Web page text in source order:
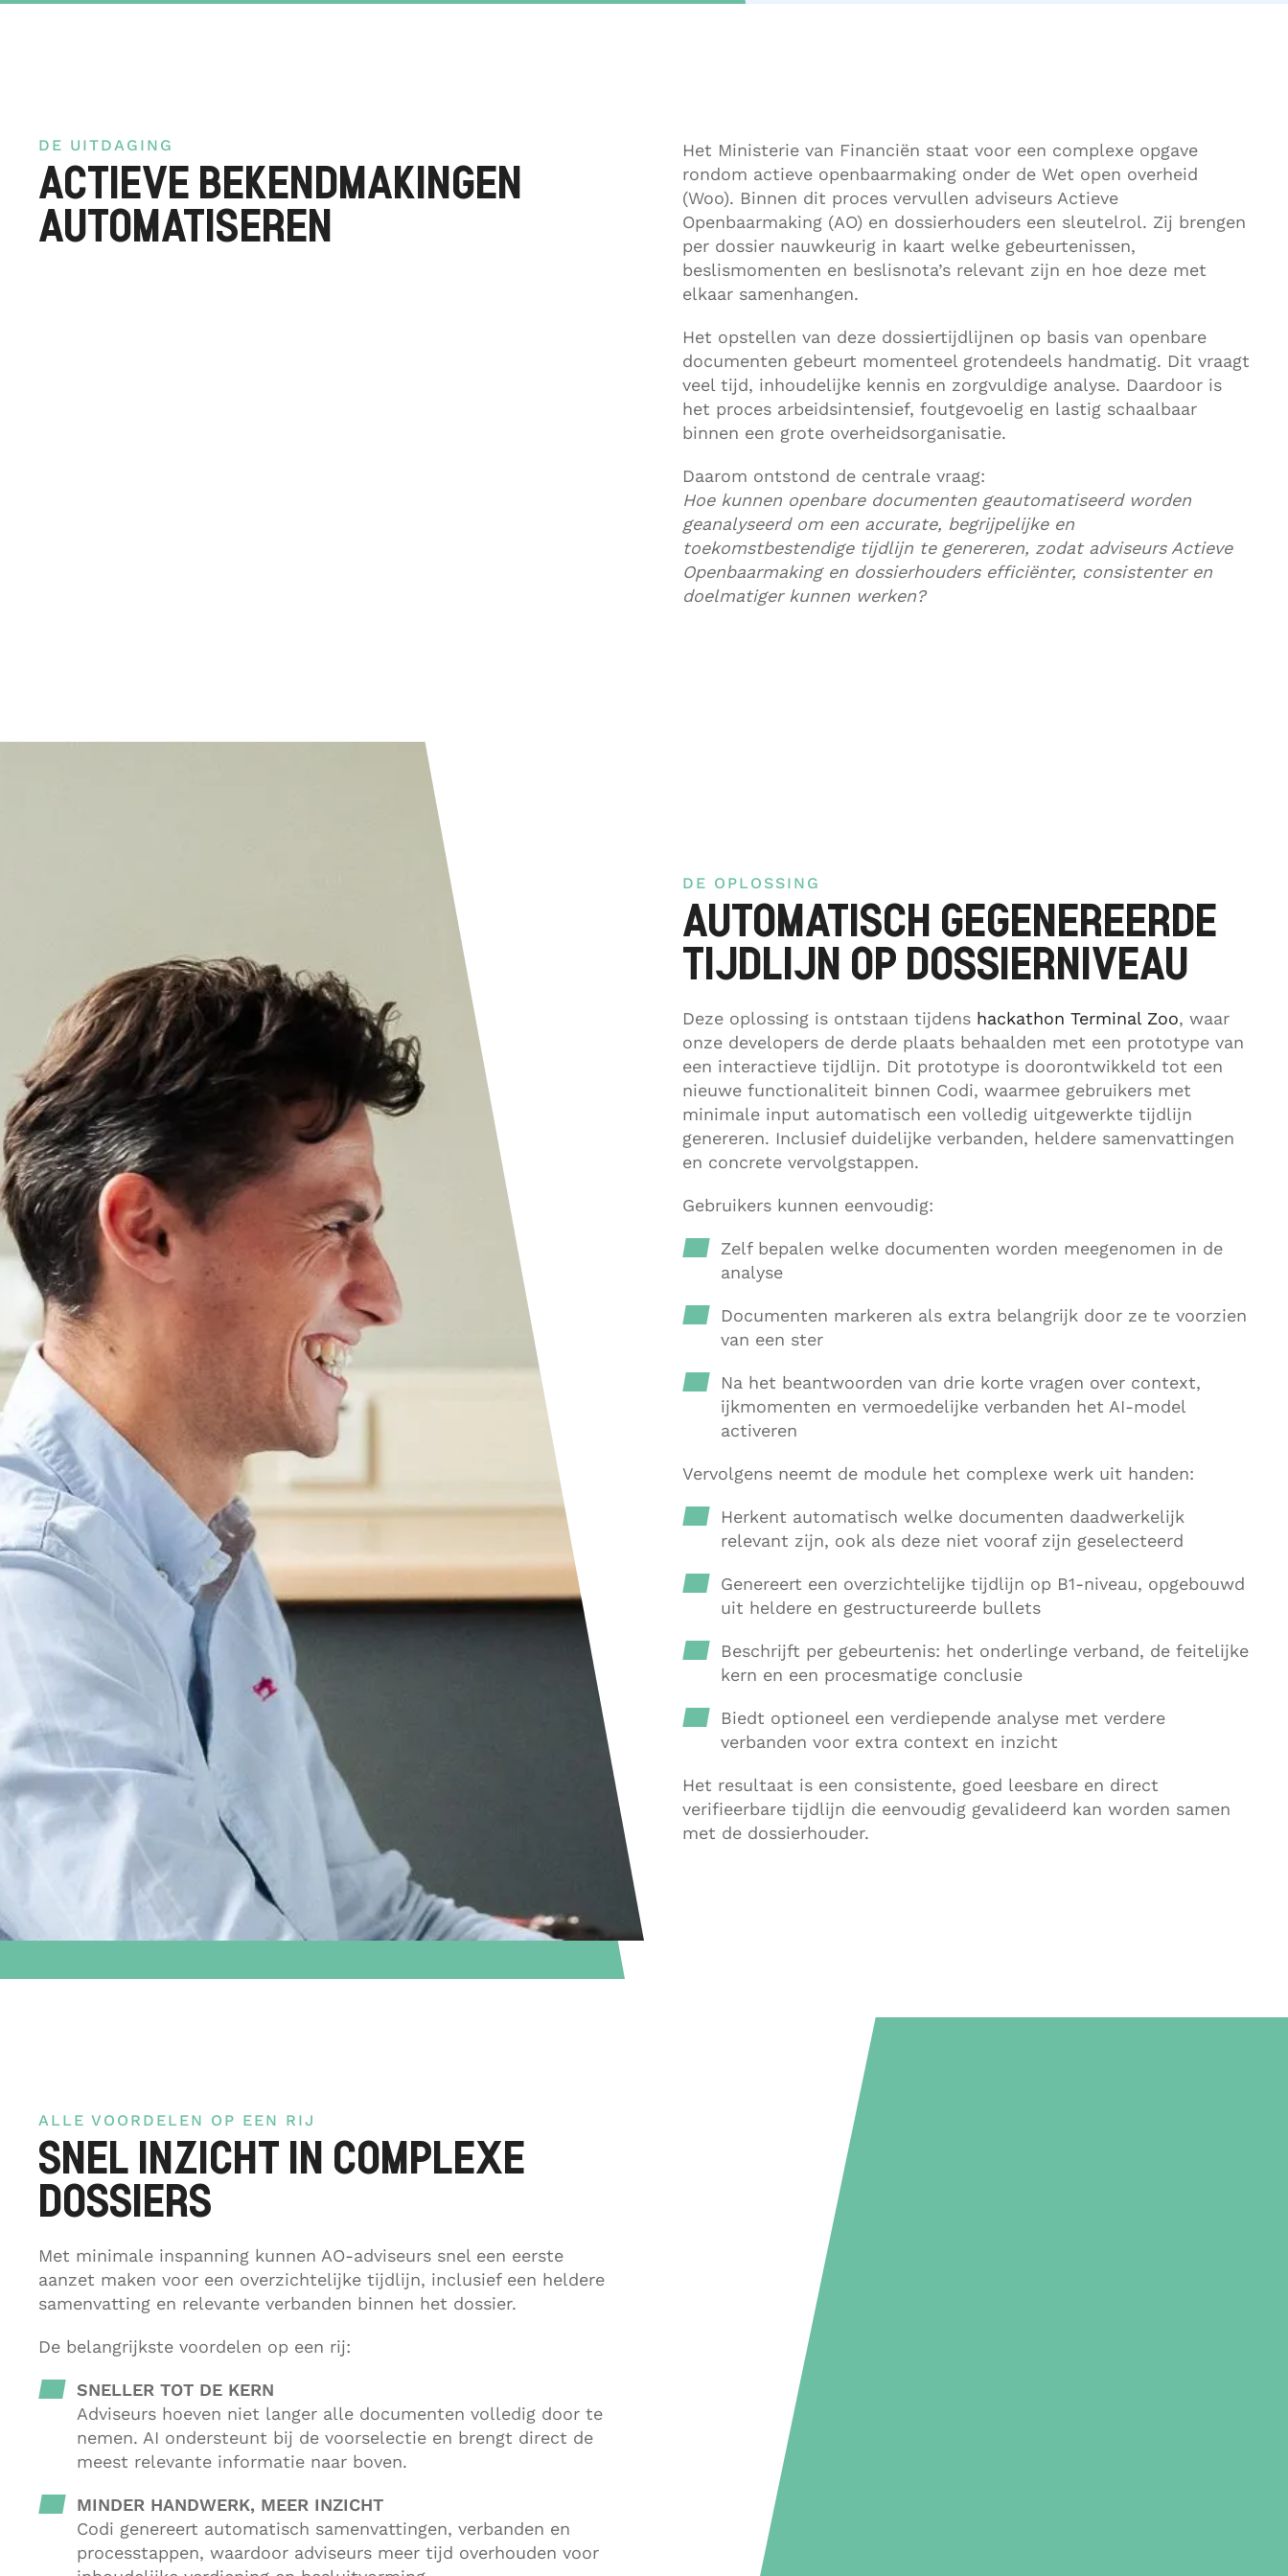
DE UITDAGING
ACTIEVE BEKENDMAKINGEN
AUTOMATISEREN
Het Ministerie van Financiën staat voor een complexe opgave
rondom actieve openbaarmaking onder de Wet open overheid
(Woo). Binnen dit proces vervullen adviseurs Actieve
Openbaarmaking (AO) en dossierhouders een sleutelrol. Zij brengen
per dossier nauwkeurig in kaart welke gebeurtenissen,
beslismomenten en beslisnota’s relevant zijn en hoe deze met
elkaar samenhangen.
Het opstellen van deze dossiertijdlijnen op basis van openbare
documenten gebeurt momenteel grotendeels handmatig. Dit vraagt
veel tijd, inhoudelijke kennis en zorgvuldige analyse. Daardoor is
het proces arbeidsintensief, foutgevoelig en lastig schaalbaar
binnen een grote overheidsorganisatie.
Daarom ontstond de centrale vraag:
Hoe kunnen openbare documenten geautomatiseerd worden
geanalyseerd om een accurate, begrijpelijke en
toekomstbestendige tijdlijn te genereren, zodat adviseurs Actieve
Openbaarmaking en dossierhouders efficiënter, consistenter en
doelmatiger kunnen werken?
DE OPLOSSING
AUTOMATISCH GEGENEREERDE
TIJDLIJN OP DOSSIERNIVEAU
Deze oplossing is ontstaan tijdens hackathon Terminal Zoo, waar
onze developers de derde plaats behaalden met een prototype van
een interactieve tijdlijn. Dit prototype is doorontwikkeld tot een
nieuwe functionaliteit binnen Codi, waarmee gebruikers met
minimale input automatisch een volledig uitgewerkte tijdlijn
genereren. Inclusief duidelijke verbanden, heldere samenvattingen
en concrete vervolgstappen.
Gebruikers kunnen eenvoudig:
Zelf bepalen welke documenten worden meegenomen in de
analyse
Documenten markeren als extra belangrijk door ze te voorzien
van een ster
Na het beantwoorden van drie korte vragen over context,
ijkmomenten en vermoedelijke verbanden het AI-model
activeren
Vervolgens neemt de module het complexe werk uit handen:
Herkent automatisch welke documenten daadwerkelijk
relevant zijn, ook als deze niet vooraf zijn geselecteerd
Genereert een overzichtelijke tijdlijn op B1-niveau, opgebouwd
uit heldere en gestructureerde bullets
Beschrijft per gebeurtenis: het onderlinge verband, de feitelijke
kern en een procesmatige conclusie
Biedt optioneel een verdiepende analyse met verdere
verbanden voor extra context en inzicht
Het resultaat is een consistente, goed leesbare en direct
verifieerbare tijdlijn die eenvoudig gevalideerd kan worden samen
met de dossierhouder.
ALLE VOORDELEN OP EEN RIJ
SNEL INZICHT IN COMPLEXE
DOSSIERS
Met minimale inspanning kunnen AO-adviseurs snel een eerste
aanzet maken voor een overzichtelijke tijdlijn, inclusief een heldere
samenvatting en relevante verbanden binnen het dossier.
De belangrijkste voordelen op een rij:
SNELLER TOT DE KERN
Adviseurs hoeven niet langer alle documenten volledig door te
nemen. AI ondersteunt bij de voorselectie en brengt direct de
meest relevante informatie naar boven.
MINDER HANDWERK, MEER INZICHT
Codi genereert automatisch samenvattingen, verbanden en
processtappen, waardoor adviseurs meer tijd overhouden voor